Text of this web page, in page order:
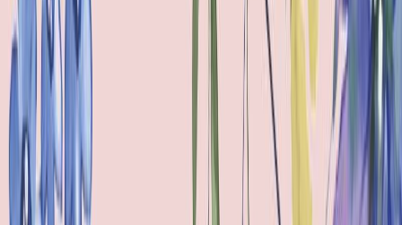
Σύνδεση Εγγραφή
Αρχική Κλασική Λογοτεχνία
Μάνσφιλντ Παρκ
0:00
Άκου το δείγμα
4.2 /5 (105 βαθμολογίες)
Μοιράσου το